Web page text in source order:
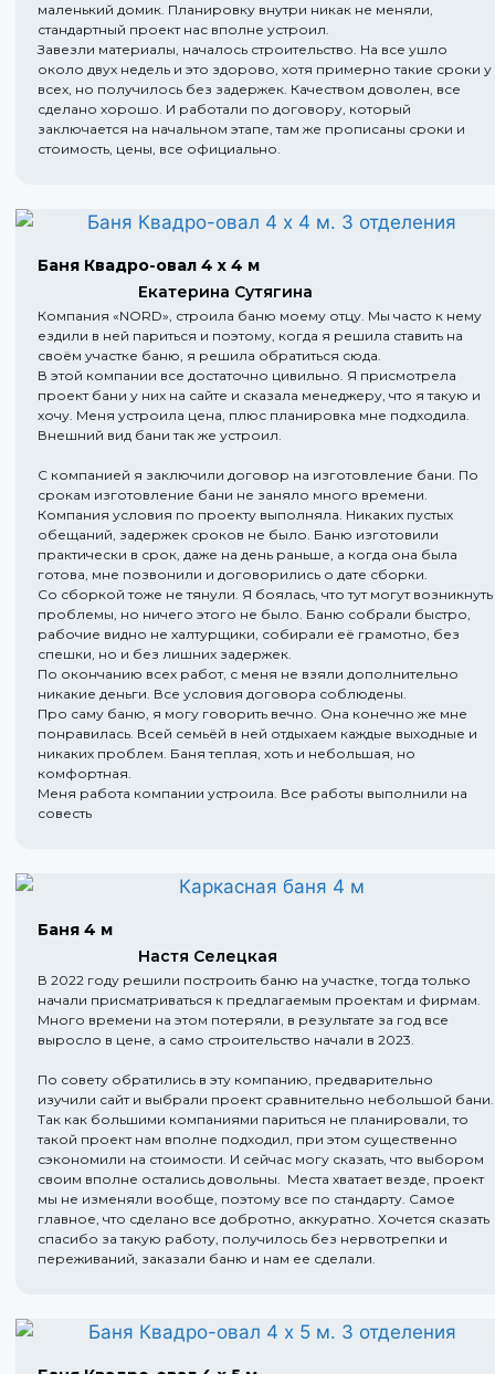
маленький домик. Планировку внутри никак не меняли,
стандартный проект нас вполне устроил.
Завезли материалы, началось строительство. На все ушло
около двух недель и это здорово, хотя примерно такие сроки у
всех, но получилось без задержек. Качеством доволен, все
сделано хорошо. И работали по договору, который
заключается на начальном этапе, там же прописаны сроки и
стоимость, цены, все официально.
Баня Квадро-овал 4 х 4 м
Екатерина Сутягина
Компания «NORD», строила баню моему отцу. Мы часто к нему
ездили в ней париться и поэтому, когда я решила ставить на
своём участке баню, я решила обратиться сюда.
В этой компании все достаточно цивильно. Я присмотрела
проект бани у них на сайте и сказала менеджеру, что я такую и
хочу. Меня устроила цена, плюс планировка мне подходила.
Внешний вид бани так же устроил.
С компанией я заключили договор на изготовление бани. По
срокам изготовление бани не заняло много времени.
Компания условия по проекту выполняла. Никаких пустых
обещаний, задержек сроков не было. Баню изготовили
практически в срок, даже на день раньше, а когда она была
готова, мне позвонили и договорились о дате сборки.
Со сборкой тоже не тянули. Я боялась, что тут могут возникнуть
проблемы, но ничего этого не было. Баню собрали быстро,
рабочие видно не халтурщики, собирали её грамотно, без
спешки, но и без лишних задержек.
По окончанию всех работ, с меня не взяли дополнительно
никакие деньги. Все условия договора соблюдены.
Про саму баню, я могу говорить вечно. Она конечно же мне
понравилась. Всей семьёй в ней отдыхаем каждые выходные и
никаких проблем. Баня теплая, хоть и небольшая, но
комфортная.
Меня работа компании устроила. Все работы выполнили на
совесть
Баня 4 м
Настя Селецкая
В 2022 году решили построить баню на участке, тогда только
начали присматриваться к предлагаемым проектам и фирмам.
Много времени на этом потеряли, в результате за год все
выросло в цене, а само строительство начали в 2023.
По совету обратились в эту компанию, предварительно
изучили сайт и выбрали проект сравнительно небольшой бани.
Так как большими компаниями париться не планировали, то
такой проект нам вполне подходил, при этом существенно
сэкономили на стоимости. И сейчас могу сказать, что выбором
своим вполне остались довольны. Места хватает везде, проект
мы не изменяли вообще, поэтому все по стандарту. Самое
главное, что сделано все добротно, аккуратно. Хочется сказать
спасибо за такую работу, получилось без нервотрепки и
переживаний, заказали баню и нам ее сделали.